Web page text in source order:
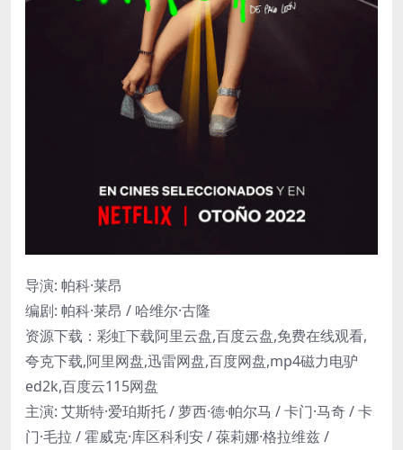
导演: 帕科·莱昂
编剧: 帕科·莱昂 / 哈维尔·古隆
资源下载：彩虹下载阿里云盘,百度云盘,免费在线观看,
夸克下载,阿里网盘,迅雷网盘,百度网盘,mp4磁力电驴
ed2k,百度云115网盘
主演: 艾斯特·爱珀斯托 / 萝西·德·帕尔马 / 卡门·马奇 / 卡
门·毛拉 / 霍威克·库区科利安 / 葆莉娜·格拉维兹 /